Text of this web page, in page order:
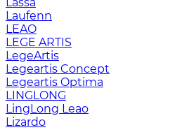
Laufenn
LEAO
LEGE ARTIS
LegeArtis
Legeartis Concept
Legeartis Optima
LINGLONG
LingLong Leao
Lizardo